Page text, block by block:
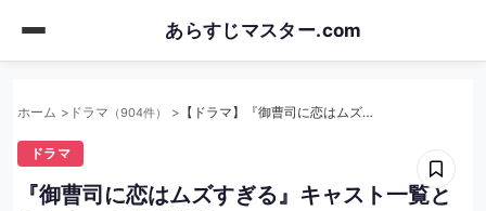
content
あらすじマスター.com
ホーム ドラマ （904件） 【ドラマ】『御曹司に恋はムズすぎる』キャスト一覧とあらすじを徹底解説
ドラマ
『御曹司に恋はムズすぎる』キャスト一覧と